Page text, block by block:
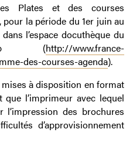
Plates et des courses
la période du 1er juin au
l’espace docuthèque du
(http://www.france-
des-courses-agenda).
à disposition en format
l’imprimeur avec lequel
des brochures
d’approvisionnement